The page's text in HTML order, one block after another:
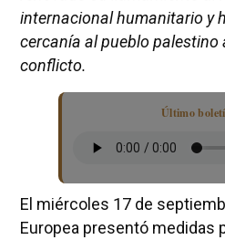
internacional humanitario y
cercanía al pueblo palestino
conflicto.
Último
El miércoles 17 de
Europea presentó medidas